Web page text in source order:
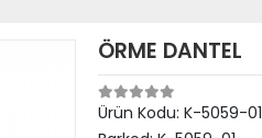
ÖRME DANTEL
Ürün Kodu: K-5059-01